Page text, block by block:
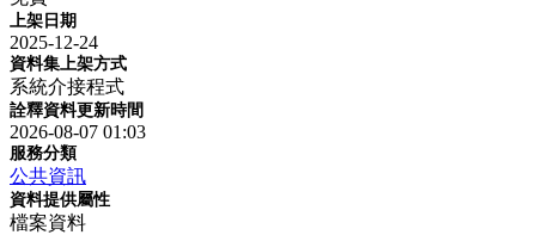
上架日期
2025-12-24
資料集上架方式
系統介接程式
詮釋資料更新時間
2026-08-07 01:03
服務分類
公共資訊
資料提供屬性
檔案資料